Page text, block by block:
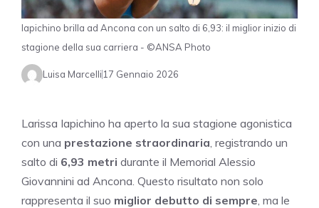
Iapichino brilla ad Ancona con un salto di 6,93: il miglior inizio di
stagione della sua carriera - ©ANSA Photo
Luisa Marcelli17 Gennaio 2026
Larissa Iapichino ha aperto la sua stagione agonistica
con una prestazione straordinaria , registrando un
salto di 6,93 metri durante il Memorial Alessio
Giovannini ad Ancona. Questo risultato non solo
rappresenta il suo miglior debutto di sempre , ma le